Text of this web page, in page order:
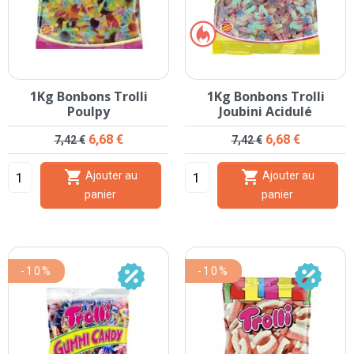
1Kg Bonbons Trolli
Poulpy
Prix de base
7,42 € Prix
6,68 €

panier
1Kg Bonbons Trolli
Joubini Acidulé
Prix de base
7,42 € Prix
6,68 €

panier
-10% -10%